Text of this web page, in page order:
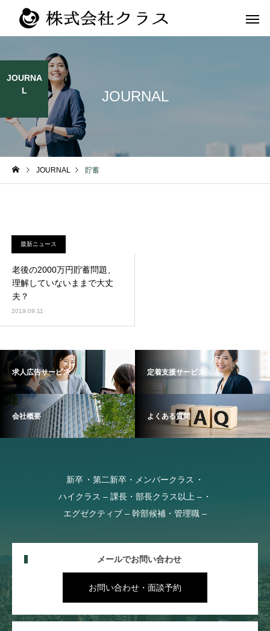
新卒
JOURNAL
JOURNA
L
JOURNAL 貯蓄
最新ニュース
老後の2000万円貯蓄問題、
理解していないままで大丈
夫？
2019.09.11
求人広告サービス 定着支援サービス
会社概要 よくある質問
新卒
第二新卒・メンバークラス
ハイクラス – 課長・部長クラス以上 –
エグゼクティブ – 幹部候補・管理職 –
メールでお問い合わせ
お問い合わせ・面談予約